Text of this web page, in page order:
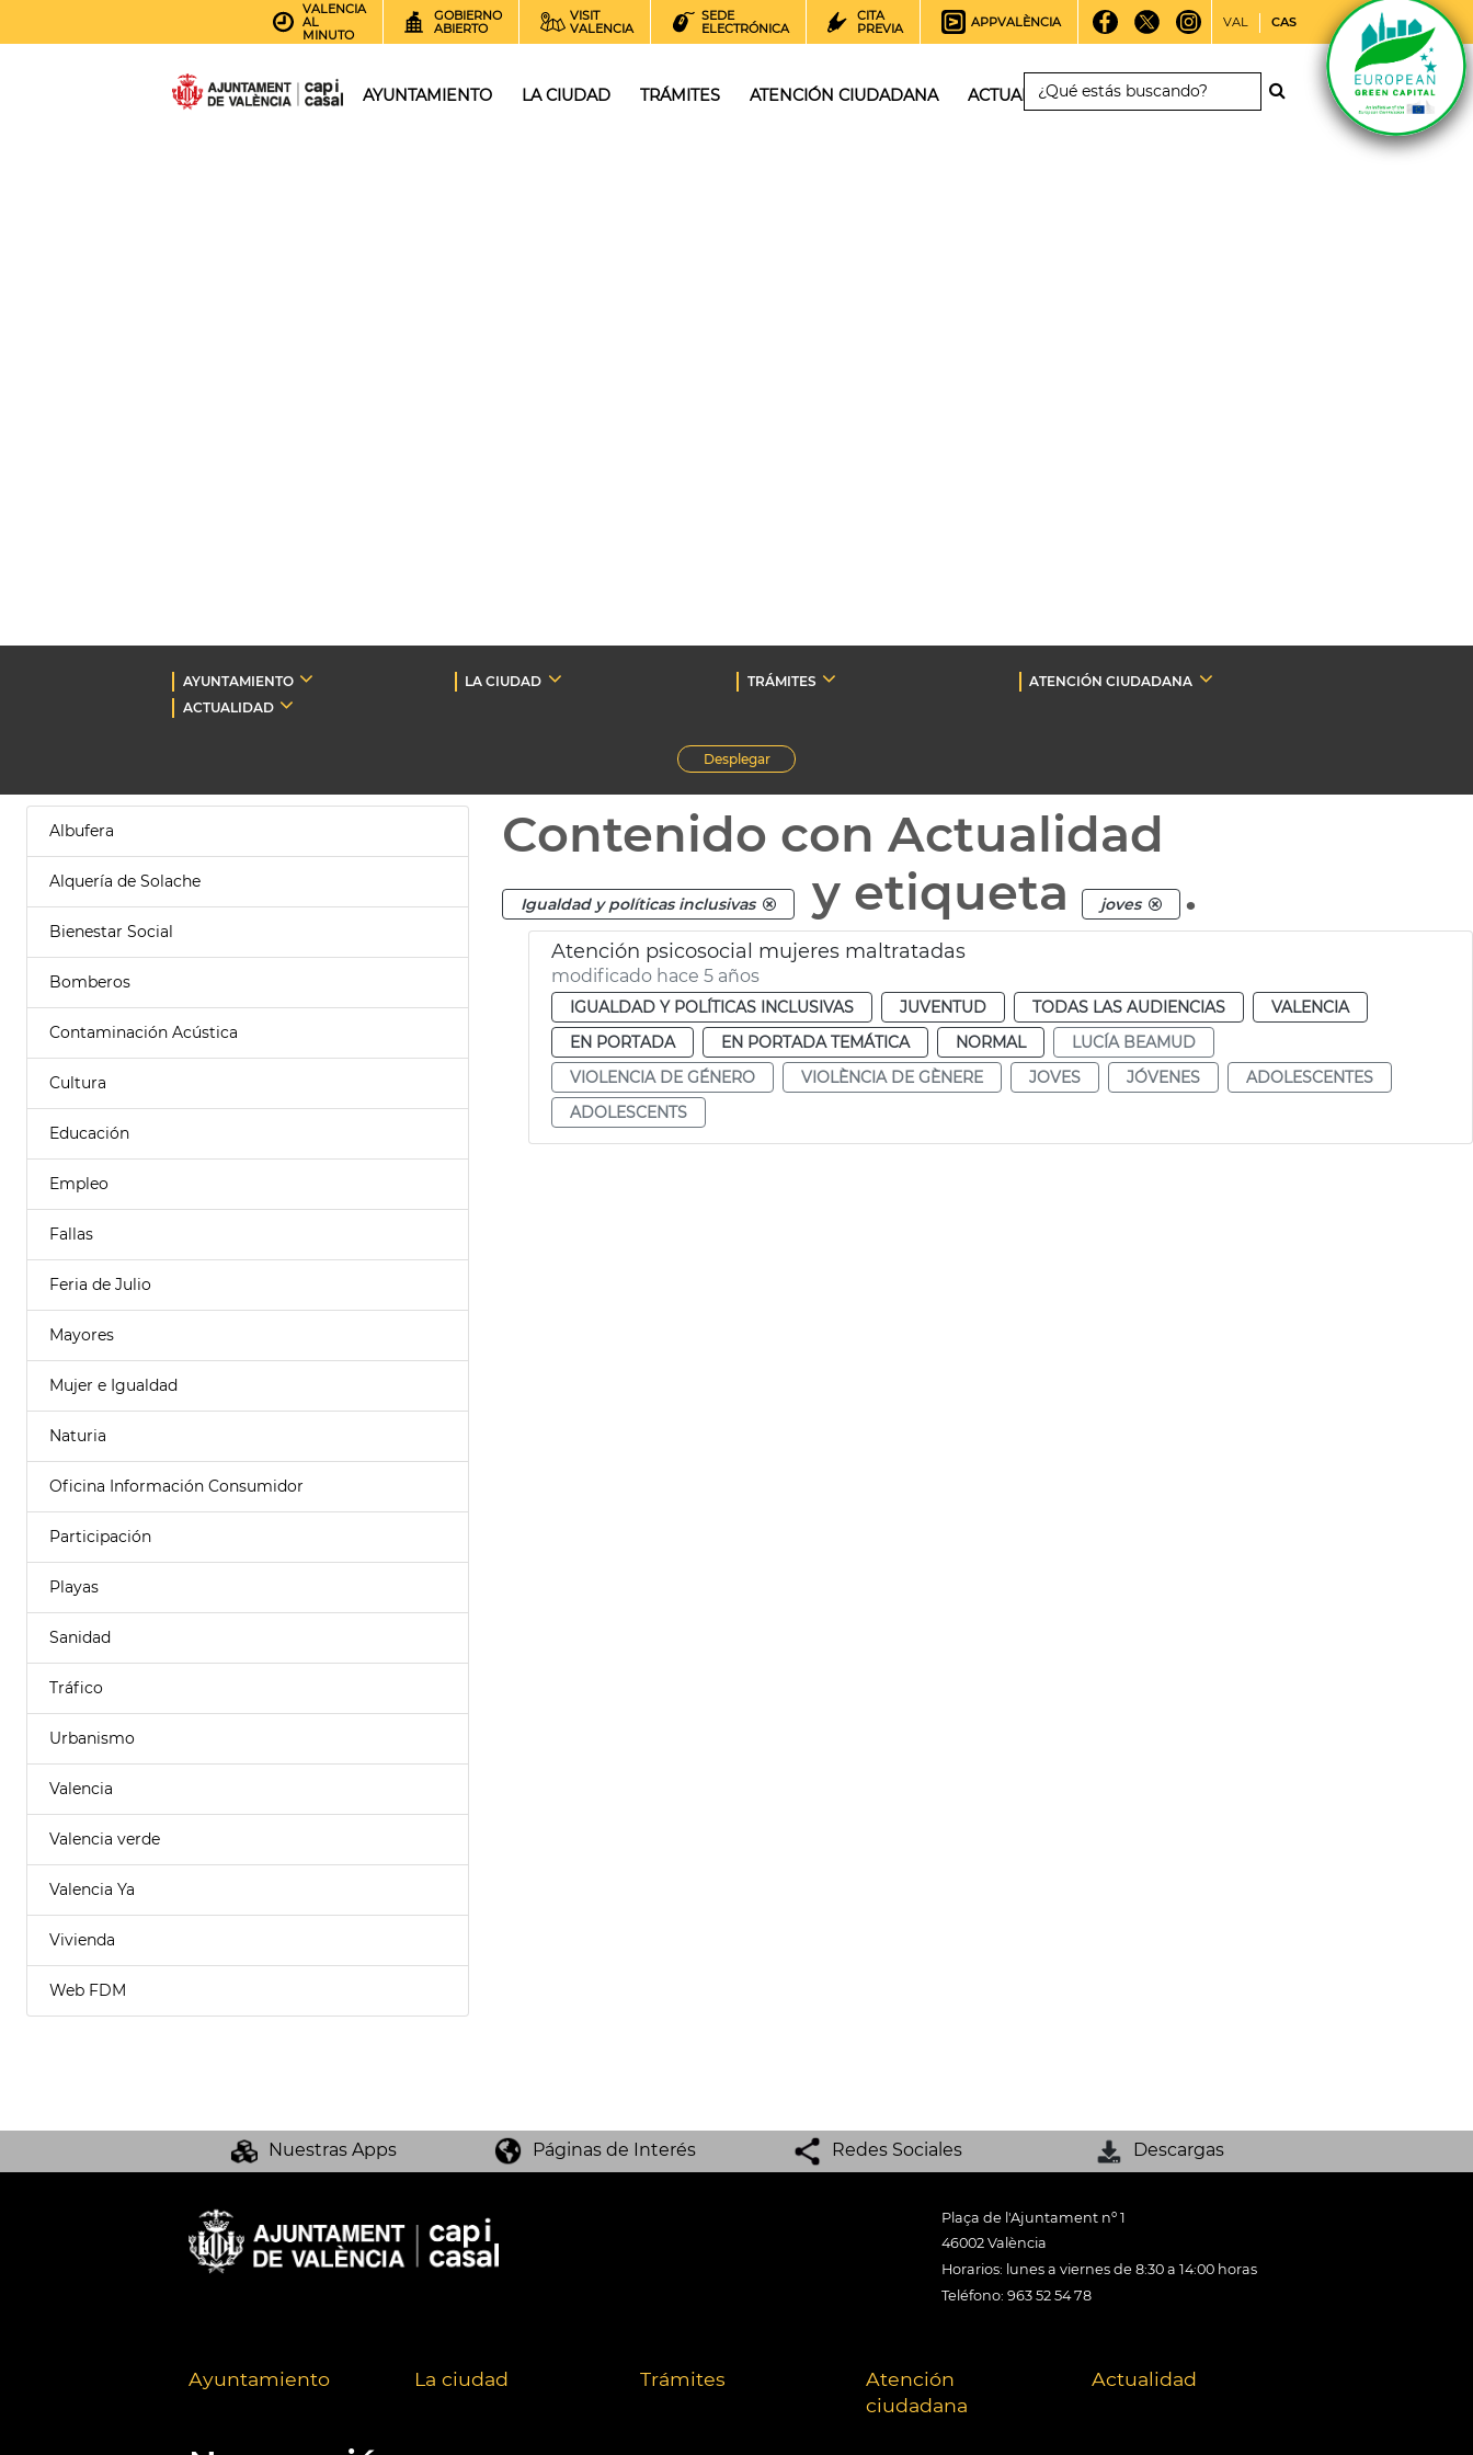
VALENCIA
AL
MINUTO
GOBIERNO
ABIERTO
VISIT
VALENCIA
SEDE
ELECTRÓNICA
CITA
PREVIA
APPVALÈNCIA VAL CAS
AYUNTAMIENTO LA CIUDAD TRÁMITES ATENCIÓN CIUDADANA ACTUALIDAD
AYUNTAMIENTO LA CIUDAD TRÁMITES
ATENCIÓN CIUDADANA
ACTUALIDAD
Desplegar
Albufera
Alquería de Solache
Bienestar Social
Bomberos
Contaminación Acústica
Cultura
Educación
Empleo
Fallas
Feria de Julio
Mayores
Mujer e Igualdad
Naturia
Oficina Información Consumidor
Participación
Playas
Sanidad
Tráfico
Urbanismo
Valencia
Valencia verde
Valencia Ya
Vivienda
Web FDM
Contenido con Actualidad
Igualdad y políticas inclusivas y etiqueta joves .
Atención psicosocial mujeres maltratadas
modificado hace 5 años
IGUALDAD Y POLÍTICAS INCLUSIVAS JUVENTUD TODAS LAS AUDIENCIAS
VALENCIA
EN PORTADA
EN PORTADA TEMÁTICA NORMAL
LUCÍA BEAMUD
VIOLENCIA DE GÉNERO
VIOLÈNCIA DE GÈNERE JOVES JÓVENES
ADOLESCENTES
ADOLESCENTS
Nuestras Apps Páginas de Interés Redes Sociales Descargas
Plaça de l'Ajuntament nº 1
46002 València
Horarios: lunes a viernes de 8:30 a 14:00 horas
Teléfono: 963 52 54 78
Ayuntamiento La ciudad Trámites
Atención
ciudadana
Actualidad